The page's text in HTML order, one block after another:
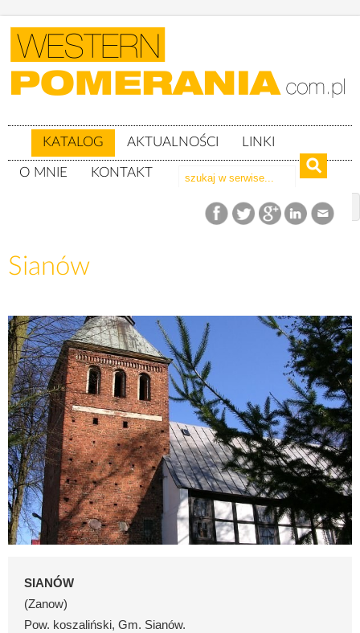
KATALOG AKTUALNOŚCI LINKI
O MNIE KONTAKT
woj. zachodniopomorskie
Sianów
SIANÓW
(Zanow)
Pow. koszaliński, Gm. Sianów.